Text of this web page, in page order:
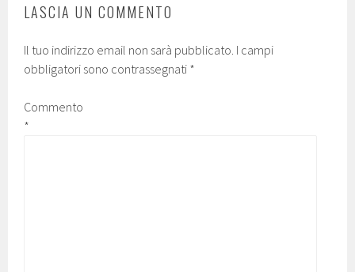
LASCIA UN COMMENTO
Il tuo indirizzo email non sarà pubblicato. I campi
obbligatori sono contrassegnati *
Commento
*